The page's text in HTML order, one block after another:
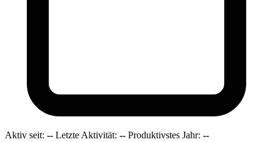
Aktiv seit: -- Letzte Aktivität: -- Produktivstes Jahr: --